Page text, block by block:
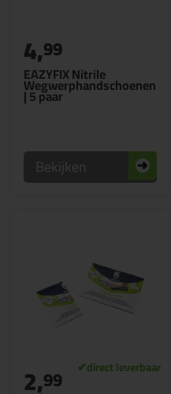
EAZYFIX Nitrile
Wegwerphandschoenen
| 5 paar
4,99
Bekijken
2,99